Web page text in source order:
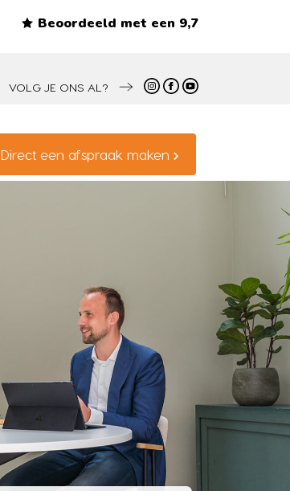
Beoordeeld met een 9,7
VOLG JE ONS AL?
Direct een afspraak maken